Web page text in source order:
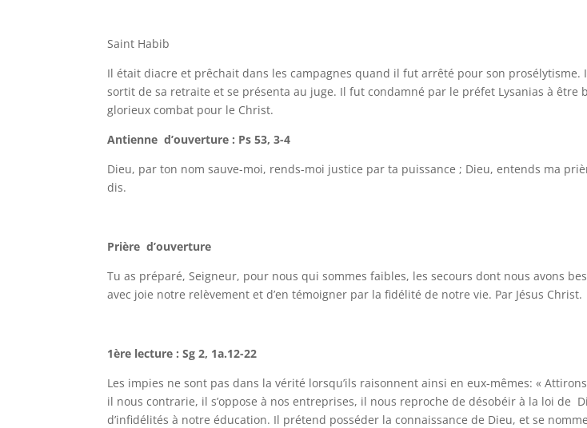
Saint Habib
Il était diacre et prêchait dans les campagnes quand il fut arrêté pour son prosélytisme.
sortit de sa retraite et se présenta au juge. Il fut condamné par le préfet Lysanias à être
glorieux combat pour le Christ.
Antienne d’ouverture : Ps 53, 3-4
Dieu, par ton nom sauve-moi, rends-moi justice par ta puissance ; Dieu, entends ma
dis.
Prière d’ouverture
Tu as préparé, Seigneur, pour nous qui sommes faibles, les secours dont nous avons
avec joie notre relèvement et d’en témoigner par la fidélité de notre vie. Par Jésus Christ.
1ère lecture : Sg 2, 1a.12-22
Les impies ne sont pas dans la vérité lorsqu’ils raisonnent ainsi en eux-mêmes: «
il nous contrarie, il s’oppose à nos entreprises, il nous reproche de désobéir à la loi de
d’infidélités à notre éducation. Il prétend posséder la connaissance de Dieu, et se